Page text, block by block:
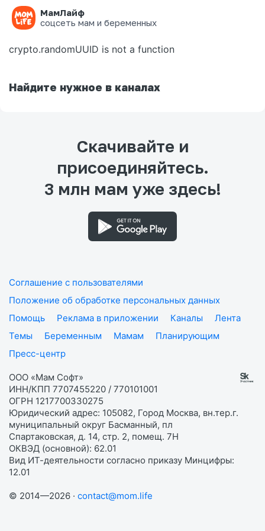
МамЛайф
соцсеть мам и беременных
Ошибка на странице
crypto.randomUUID is not a function
Найдите нужное в каналах
Скачивайте и
присоединяйтесь.
3 млн мам уже здесь!
Соглашение с пользователями
Положение об обработке персональных данных
Помощь
Реклама в приложении Каналы
Лента
Темы
Беременным Мамам
Планирующим
Пресс-центр
ООО «Мам Софт»
ИНН/КПП 7707455220 / 770101001
ОГРН 1217700330275
Юридический адрес: 105082, Город Москва, вн.тер.г.
муниципальный округ Басманный, пл
Спартаковская, д. 14, стр. 2, помещ. 7Н
ОКВЭД (основной): 62.01
Вид ИТ-деятельности согласно приказу Минцифры:
12.01
© 2014—2026 · contact@mom.life